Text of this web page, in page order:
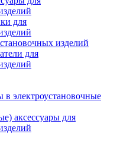
для
изделий
для
электроустановочные
аксессуары для